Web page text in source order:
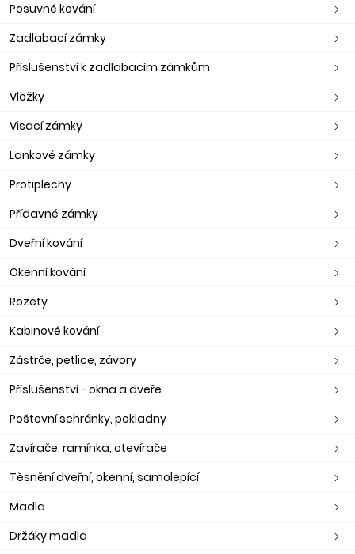
Posuvné kování
Zadlabací zámky
Příslušenství k zadlabacím zámkům
Vložky
Visací zámky
Lankové zámky
Protiplechy
Přídavné zámky
Dveřní kování
Okenní kování
Rozety
Kabinové kování
Zástrče, petlice, závory
Příslušenství - okna a dveře
Poštovní schránky, pokladny
Zavírače, ramínka, otevírače
Těsnění dveřní, okenní, samolepící
Madla
Držáky madla